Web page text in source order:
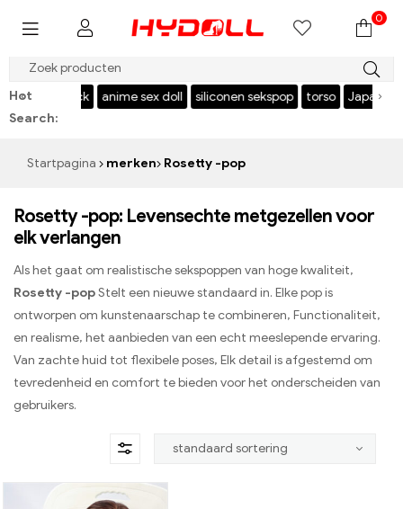
$999 REDDEN $50，CODE：HY50
Hot
Search:
USA stock anime sex doll siliconen sekspop torso Japanse
‹ ›
0
Startpagina merken Rosetty -pop
Rosetty -pop: Levensechte metgezellen voor
elk verlangen
Als het gaat om realistische sekspoppen van hoge kwaliteit,
Rosetty -popStelt een nieuwe standaard in. Elke pop is
ontworpen om kunstenaarschap te combineren, Functionaliteit,
en realisme, het aanbieden van een echt meeslepende ervaring.
Van zachte huid tot flexibele poses, Elk detail is afgestemd om
tevredenheid en comfort te bieden voor het onderscheiden van
gebruikers.